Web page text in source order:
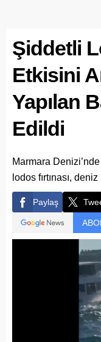
Şiddetli
Etkisini
Yapılan
Edildi
Marmara
lodos fırtınası,
Paylaş